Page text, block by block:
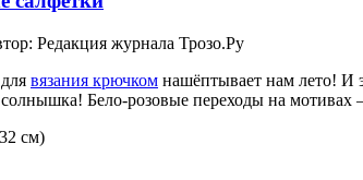
Редакция журнала Трозо.Ру
вязания крючком нашёптывает нам лето! И
солнышка! Бело-розовые переходы на
см)